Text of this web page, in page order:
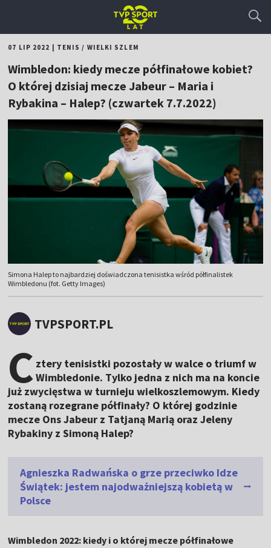
07 LIP 2022 TENIS / WIELKI SZLEM
Wimbledon: kiedy mecze półfinałowe kobiet?
O której dzisiaj mecze Jabeur – Maria i
Rybakina – Halep? (czwartek 7.7.2022)
Simona Halep to najbardziej doświadczona tenisistka wśród półfinalistek
Wimbledonu (fot. Getty Images)
TVPSPORT.PL
C ztery tenisistki pozostały w walce o triumf w
Wimbledonie. Tylko jedna z nich ma na koncie
już zwycięstwa w turnieju wielkoszlemowym. Kiedy
zostaną rozegrane półfinały? O której godzinie
mecze Ons Jabeur z Tatjaną Marią oraz Jeleny
Rybakiny z Simoną Halep?
Agnieszka Radwańska o grze przeciwko Idze
Świątek: jestem najodważniejszą kobietą w
Polsce
Wimbledon 2022: kiedy i o której mecze półfinałowe